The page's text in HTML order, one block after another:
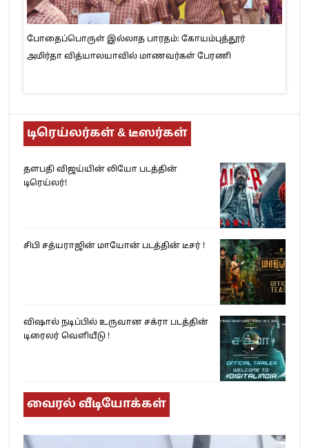
போதைப்பொருள் இல்லாத பாரதம்: கோயம்புத்தூர்
அமிர்தா வித்யாலயாவில் மாணவர்கள் பேரணி
டிரெய்லர்கள் & டீஸர்கள்
தளபதி விஜய்யின் லியோ படத்தின்
டிரெய்லர்!
சிபி சத்யராஜின் மாயோன் படத்தின் டீசர் !
விஷால் நடிப்பில் உருவான சக்ரா படத்தின்
டிரைலர் வெளியீடு !
வைரல் வீடியோக்கள்